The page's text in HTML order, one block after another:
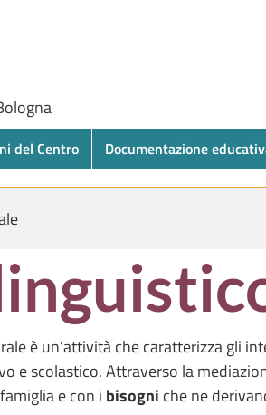
del Centro Documentazione
è un’attività che caratterizza gli
e scolastico. Attraverso la
e con i bisogni che ne